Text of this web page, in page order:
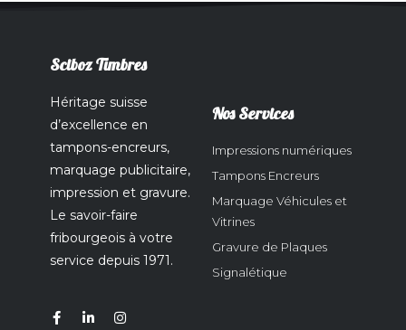
Sciboz Timbres
Héritage suisse
d’excellence en
tampons-encreurs,
marquage publicitaire,
impression et gravure.
Le savoir-faire
fribourgeois à votre
service depuis 1971.
Nos Services
Impressions numériques
Tampons Encreurs
Marquage Véhicules et
Vitrines
Gravure de Plaques
Signalétique